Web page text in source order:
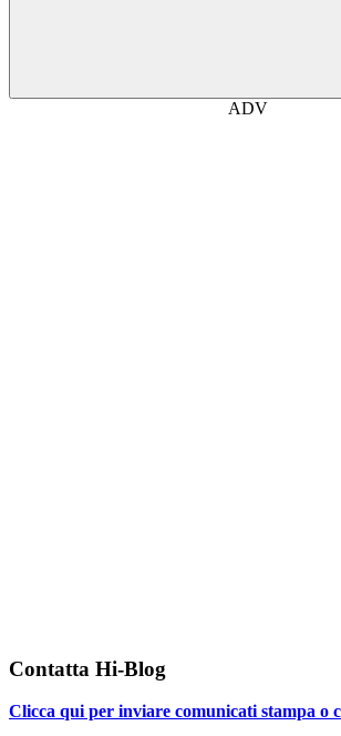
ADV
Contatta Hi-Blog
Clicca qui per inviare comunicati stampa o